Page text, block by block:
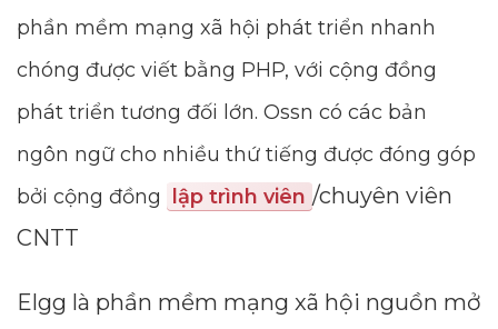
phần mềm mạng xã hội phát triển nhanh
chóng được viết bằng PHP, với cộng đồng
phát triển tương đối lớn. Ossn có các bản
ngôn ngữ cho nhiều thứ tiếng được đóng góp
bởi cộng đồng
lập trình viên /chuyên viên
CNTT
Elgg là phần mềm mạng xã hội nguồn mở